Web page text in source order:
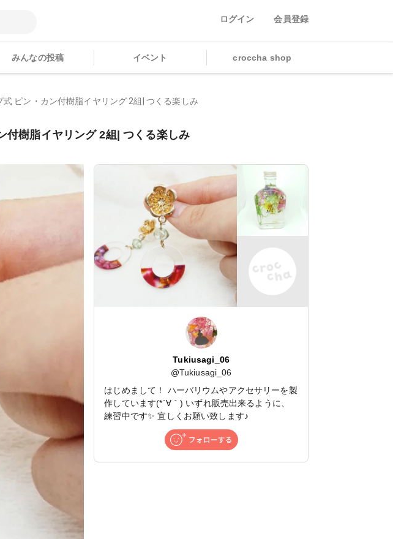
ログイン 会員登録
みんなの投稿 イベント croccha shop
ピン・カン付樹脂イヤリング 2組| つくる楽しみ
樹脂イヤリング 2組| つくる楽しみ
Tukiusagi_06
@Tukiusagi_06
はじめまして！ ハーバリウムやアクセサリーを製
作しています(*´∀｀) いずれ販売出来るように、
練習中です✨ 宜しくお願い致します♪